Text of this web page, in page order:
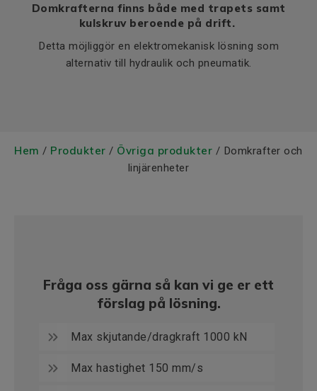
Domkrafterna finns både med trapets samt
kulskruv beroende på drift.
Detta möjliggör en elektromekanisk lösning som
alternativ till hydraulik och pneumatik.
Hem / Produkter / Övriga produkter / Domkrafter och
linjärenheter
Fråga oss gärna så kan vi ge er ett
förslag på lösning.
Max skjutande/dragkraft 1000 kN
Max hastighet 150 mm/s